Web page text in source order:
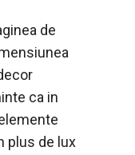
de
ca in
plus de lux